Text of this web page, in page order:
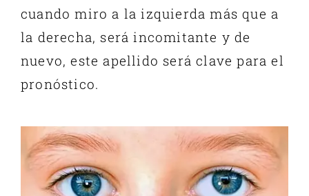
cuando miro a la izquierda más que a
la derecha, seráincomitante y de
nuevo, este apellido será clave para el
pronóstico.